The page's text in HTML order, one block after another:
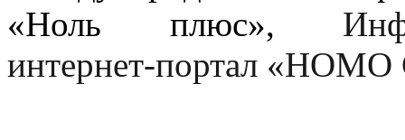
«Ноль плюс»,
интернет-портал